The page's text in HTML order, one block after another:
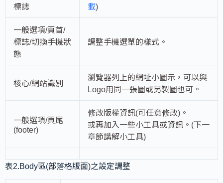
標誌
載)
一般選項/頁首/
標誌/切換手機狀
態
調整手機選單的樣式。
核心/網站識別
瀏覽器列上的網址小圖示，可以與
Logo用同一張圖或另製圖也可。
一般選項/頁尾
(footer)
修改版權資訊(可任意修改)。
或再加入一些小工具或資訊。(下一
章節講解小工具)
表2.Body區(部落格版面)之設定調整